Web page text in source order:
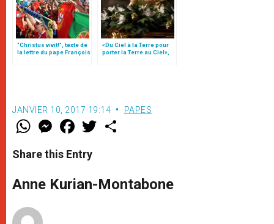
"Christus vivit!", texte de
la lettre du pape François
«Du Ciel à la Terre pour
porter la Terre au Ciel»,
JANVIER 10, 2017 19:14 PAPES
W
t
s
p
p
M
e
s
e
g
e
F
a
e
b
o
k
w
r
Share this Entry
Anne Kurian-Montabone